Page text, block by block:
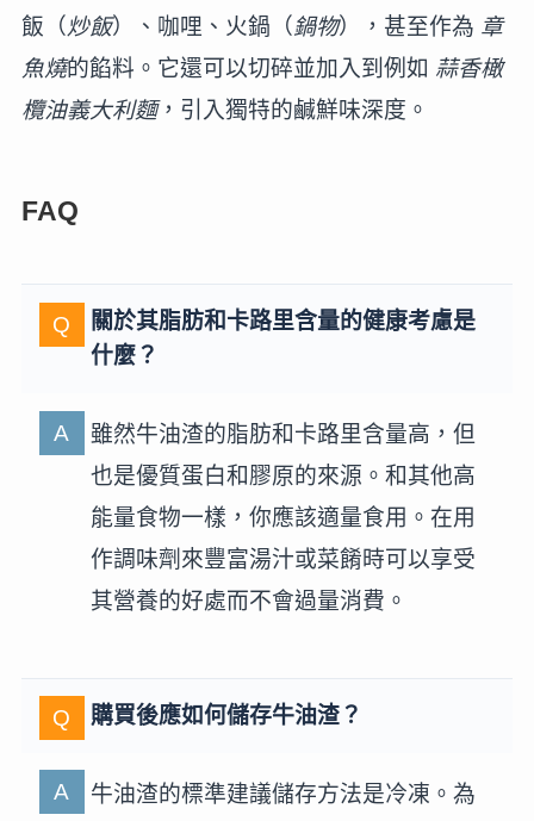
飯（炒飯）、咖哩、火鍋（鍋物），甚至作為 章
魚燒的餡料。它還可以切碎並加入到例如 蒜香橄
欖油義大利麵，引入獨特的鹹鮮味深度。
FAQ
關於其脂肪和卡路里含量的健康考慮是
什麼？
雖然牛油渣的脂肪和卡路里含量高，但
也是優質蛋白和膠原的來源。和其他高
能量食物一樣，你應該適量食用。在用
作調味劑來豐富湯汁或菜餚時可以享受
其營養的好處而不會過量消費。
購買後應如何儲存牛油渣？
牛油渣的標準建議儲存方法是冷凍。為